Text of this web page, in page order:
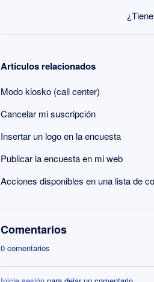
Artículos relacionados
Modo kiosko (call center)
Cancelar mi suscripción
Insertar un logo en la encuesta
Publicar la encuesta en mi web
Acciones disponibles en una lista de
Comentarios
0 comentarios